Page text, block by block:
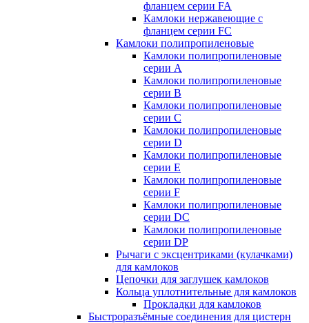
фланцем серии FA
Камлоки нержавеющие с
фланцем серии FC
Камлоки полипропиленовые
Камлоки полипропиленовые
серии А
Камлоки полипропиленовые
серии B
Камлоки полипропиленовые
серии C
Камлоки полипропиленовые
серии D
Камлоки полипропиленовые
серии Е
Камлоки полипропиленовые
серии F
Камлоки полипропиленовые
серии DC
Камлоки полипропиленовые
серии DP
Рычаги с эксцентриками (кулачками)
для камлоков
Цепочки для заглушек камлоков
Кольца уплотнительные для камлоков
Прокладки для камлоков
Быстроразъёмные соединения для цистерн